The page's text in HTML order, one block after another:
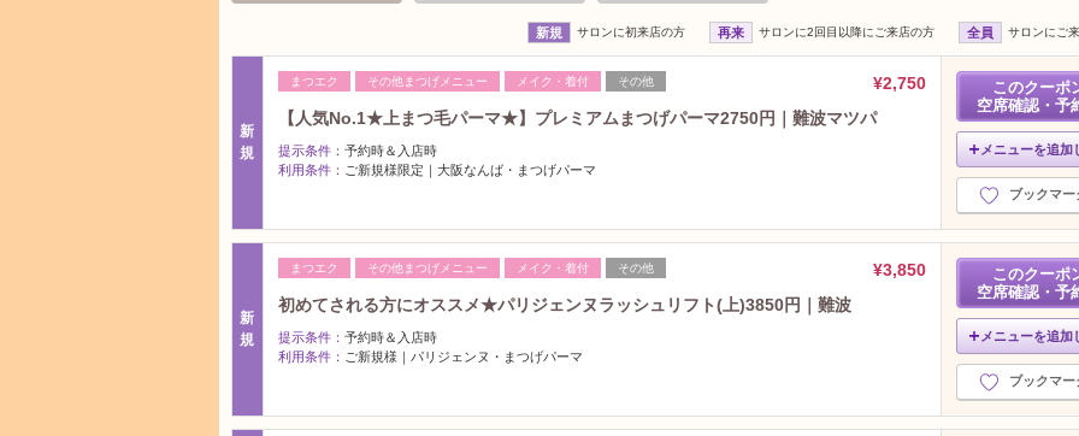
新規 サロンに初来店の方 再来 サロンに2回目以降にご来店の方 全員 サロンにご
新
規
まつエク その他まつげメニュー メイク・着付 その他
¥2,750
【人気No.1★上まつ毛パーマ★】プレミアムまつげパーマ2750円｜難波マツパ
提示条件： 予約時＆入店時
利用条件： ご新規様限定｜大阪なんば・まつげパーマ
このクーポ
空席確認・予
メニューを追加
ブックマー
新
規
まつエク その他まつげメニュー メイク・着付 その他
¥3,850
初めてされる方にオススメ★パリジェンヌラッシュリフト(上)3850円｜難波
提示条件： 予約時＆入店時
利用条件： ご新規様｜パリジェンヌ・まつげパーマ
このクーポ
空席確認・予
メニューを追加
ブックマー